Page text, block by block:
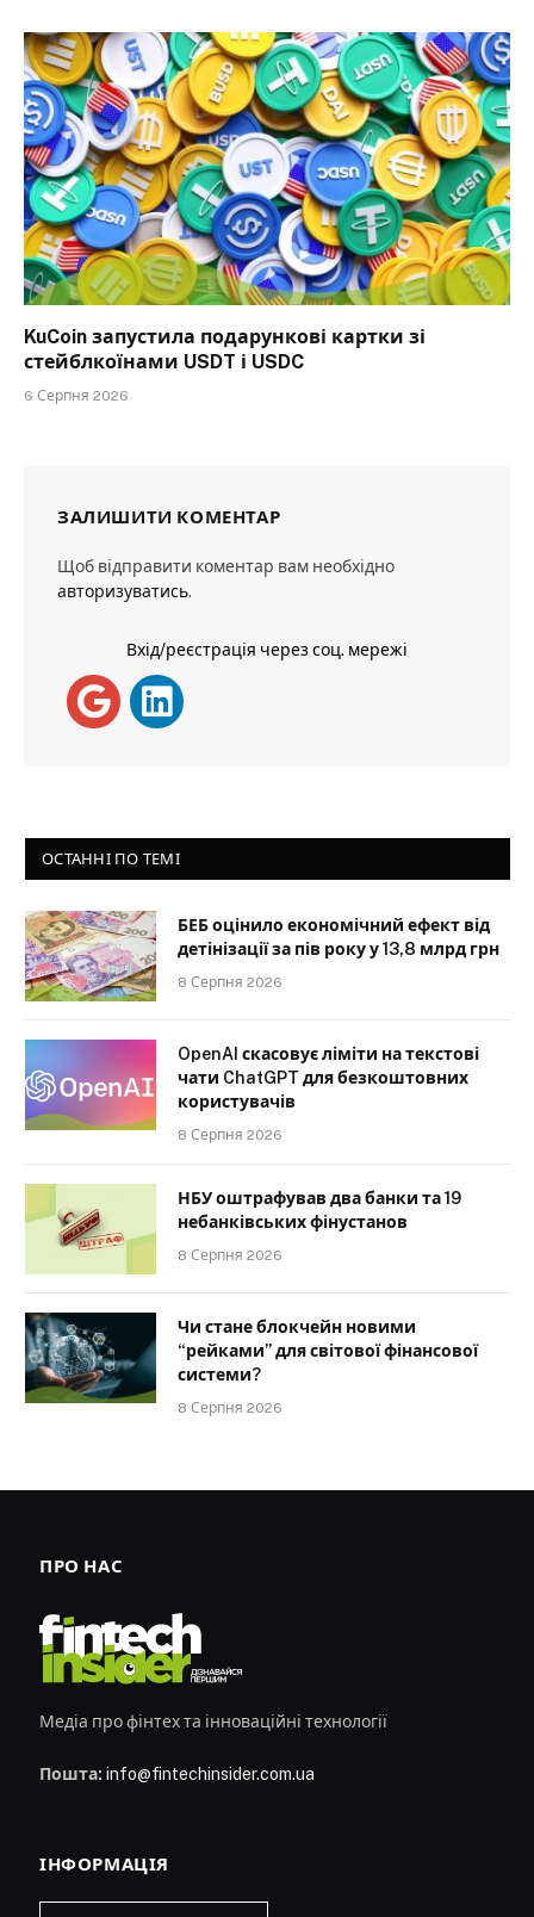
KuCoin запустила подарункові картки зі
стейблкоїнами USDT і USDC
6 Серпня 2026
ЗАЛИШИТИ КОМЕНТАР
Щоб відправити коментар вам необхідно
авторизуватись.
Вхід/реєстрація через соц. мережі
ОСТАННІ ПО ТЕМІ
БЕБ оцінило економічний ефект від
детінізації за пів року у 13,8 млрд грн
8 Серпня 2026
OpenAI скасовує ліміти на текстові
чати ChatGPT для безкоштовних
користувачів
8 Серпня 2026
НБУ оштрафував два банки та 19
небанківських фінустанов
8 Серпня 2026
Чи стане блокчейн новими
“рейками” для світової фінансової
системи?
8 Серпня 2026
ПРО НАС
Медіа про фінтех та інноваційні технології
Пошта: info@fintechinsider.com.ua
ІНФОРМАЦІЯ